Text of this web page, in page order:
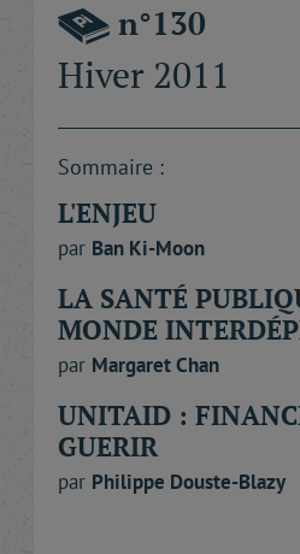
n°130
Hiver 2011
Sommaire :
L'ENJEU
par Ban Ki-Moon
LA SANTÉ
MONDE
par MargaretChan
UNITAID :
GUERIR
par Philippe Douste-Blazy